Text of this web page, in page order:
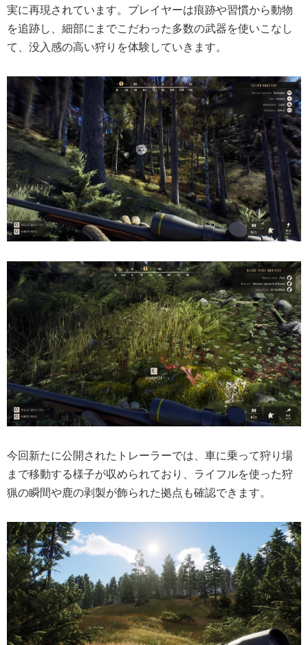
実に再現されています。プレイヤーは痕跡や習慣から動物
を追跡し、細部にまでこだわった多数の武器を使いこなし
て、没入感の高い狩りを体験していきます。
今回新たに公開されたトレーラーでは、車に乗って狩り場
まで移動する様子が収められており、ライフルを使った狩
猟の瞬間や鹿の剥製が飾られた拠点も確認できます。